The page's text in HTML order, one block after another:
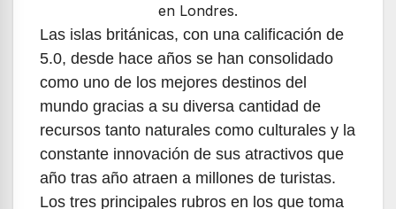
en Londres.
Las islas británicas, con una calificación de
5.0, desde hace años se han consolidado
como uno de los mejores destinos del
mundo gracias a su diversa cantidad de
recursos tanto naturales como culturales y la
constante innovación de sus atractivos que
año tras año atraen a millones de turistas.
Los tres principales rubros en los que toma